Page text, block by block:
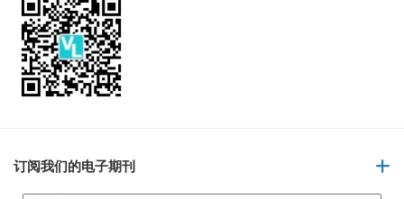
订阅我们的电子期刊